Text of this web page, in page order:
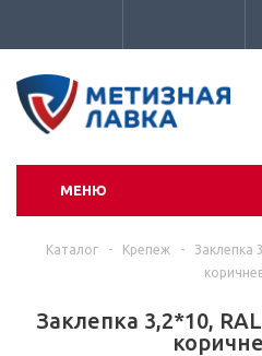
МЕНЮ
Каталог - Крепеж -
Заклепка
Заклепка 3,2*10,